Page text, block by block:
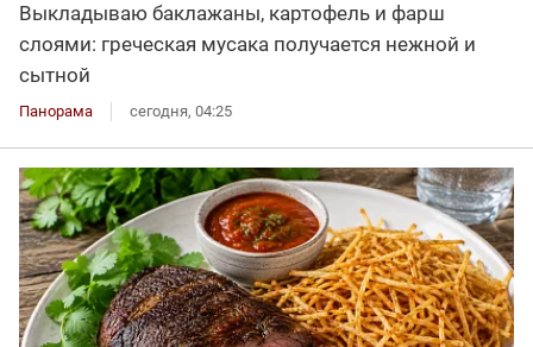
Выкладываю баклажаны, картофель и фарш
слоями: греческая мусака получается нежной и
сытной
Панорама сегодня, 04:25